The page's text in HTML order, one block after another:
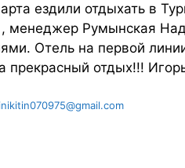
ездили отдыхать в
менеджер Румынская
Отель на первой
прекрасный отдых!!!
inikitin070975@gmail.com